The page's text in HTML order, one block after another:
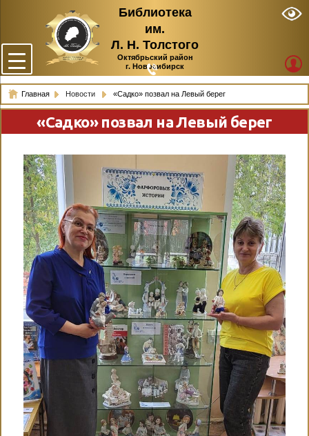
Библиотека
им.
Л. Н. Толстого
Октябрьский район
г. Новосибирск
Главная Новости «Садко» позвал на Левый берег
«Садко» позвал на Левый берег